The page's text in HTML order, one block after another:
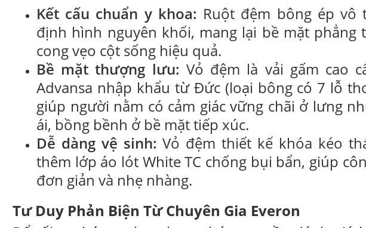
Kết cấu chuẩn y khoa: Ruột đệm bông ép vô
định hình nguyên khối, mang lại bề mặt phẳng
cong vẹo cột sống hiệu quả.
Bề mặt thượng lưu: Vỏ đệm là vải gấm cao
Advansa nhập khẩu từ Đức (loại bông có 7 lỗ
giúp người nằm có cảm giác vững chãi ở lưng
ái, bồng bềnh ở bề mặt tiếp xúc.
Dễ dàng vệ sinh: Vỏ đệm thiết kế khóa kéo
thêm lớp áo lót White TC chống bụi bẩn, giúp
đơn giản và nhẹ nhàng.
Tư Duy Phản Biện Từ Chuyên Gia Everon